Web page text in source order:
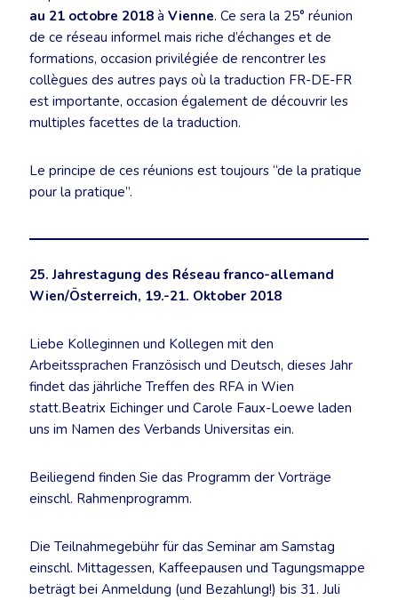
au 21 octobre 2018 à Vienne. Ce sera la 25° réunion
de ce réseau informel mais riche d’échanges et de
formations, occasion privilégiée de rencontrer les
collègues des autres pays où la traduction FR-DE-FR
est importante, occasion également de découvrir les
multiples facettes de la traduction.
Le principe de ces réunions est toujours “de la pratique
pour la pratique”.
25. Jahrestagung des Réseau franco-allemand
Wien/Österreich, 19.-21. Oktober 2018
Liebe Kolleginnen und Kollegen mit den
Arbeitssprachen Französisch und Deutsch, dieses Jahr
findet das jährliche Treffen des RFA in Wien
statt.Beatrix Eichinger und Carole Faux-Loewe laden
uns im Namen des Verbands Universitas ein.
Beiliegend finden Sie das Programm der Vorträge
einschl. Rahmenprogramm.
Die Teilnahmegebühr für das Seminar am Samstag
einschl. Mittagessen, Kaffeepausen und Tagungsmappe
beträgt bei Anmeldung (und Bezahlung!) bis 31. Juli